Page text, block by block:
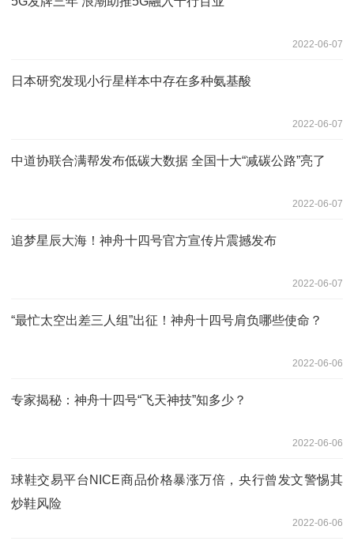
2022-06-07
日本研究发现小行星样本中存在多种氨基酸
2022-06-07
中道协联合满帮发布低碳大数据 全国十大“减碳公路”亮了
2022-06-07
追梦星辰大海！神舟十四号官方宣传片震撼发布
2022-06-07
“最忙太空出差三人组”出征！神舟十四号肩负哪些使命？
2022-06-06
专家揭秘：神舟十四号“飞天神技”知多少？
2022-06-06
球鞋交易平台NICE商品价格暴涨万倍，央行曾发文警惕其
炒鞋风险
2022-06-06